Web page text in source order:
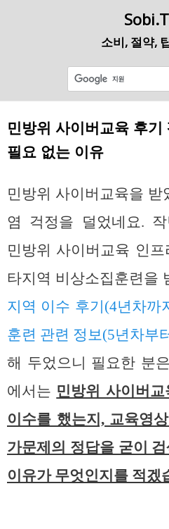
소비, 절약,
민방위 사이버교육 후
필요 없는 이유
민방위 사이버교육을 받
염 걱정을 덜었네요. 작
민방위 사이버교육 인
타지역 비상소집훈련을
지역 이수 후기(4년차까
훈련 관련 정보(5년차부
해 두었으니 필요한 분
에서는 민방위 사이버
이수를 했는지, 교육영
가문제의 정답을 굳이
이유가 무엇인지를 적겠